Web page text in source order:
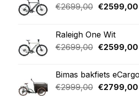
€2699,00
€2699,00.
€2599,00
Raleigh One Wit
€2699,00
€2699,00.
€2599,00
Bimas bakfiets
€2999,00 €2799,00